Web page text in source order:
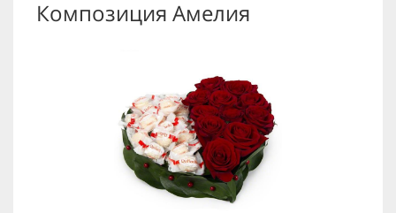
Композиция Амелия